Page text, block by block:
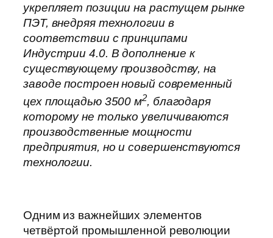
укрепляет позиции на растущем рынке
ПЭТ, внедряя технологии в
соответствии с принципами
Индустрии 4.0. В дополнение к
существующему производству, на
заводе построен новый современный
цех площадью 3500 м2, благодаря
которому не только увеличиваются
производственные мощности
предприятия, но и совершенствуются
технологии.
Одним из важнейших элементов
четвёртой промышленной революции